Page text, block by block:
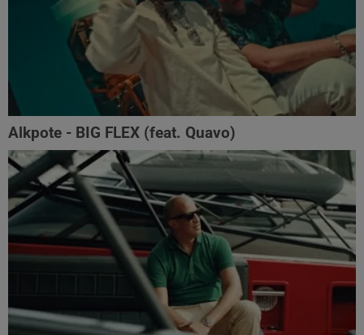
Alkpote - BIG FLEX (feat. Quavo)